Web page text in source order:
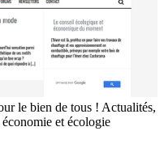
le bien de tous ! Actualités,
et écologie